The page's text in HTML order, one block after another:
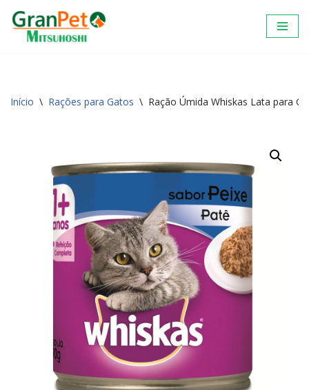
Pular
Início \ Rações para Gatos \ Ração Úmida Whiskas Lata para